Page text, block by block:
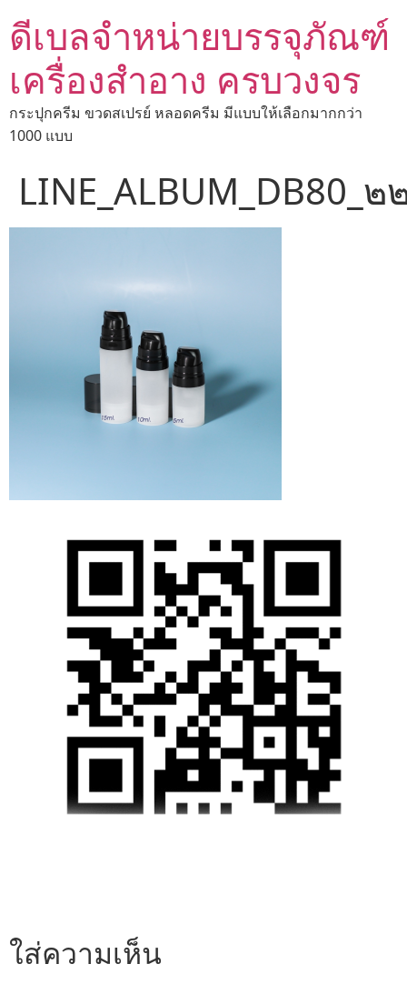
ดีเบลจำหน่ายบรรจุภัณฑ์
เครื่องสำอาง ครบวงจร
กระปุกครีม ขวดสเปรย์ หลอดครีม มีแบบให้เลือกมากกว่า
1000 แบบ
LINE_ALBUM_DB80_
ใส่ความเห็น